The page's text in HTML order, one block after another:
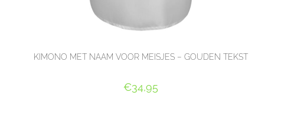
KIMONO MET NAAM VOOR MEISJES – GOUDEN TEKST
€34,95